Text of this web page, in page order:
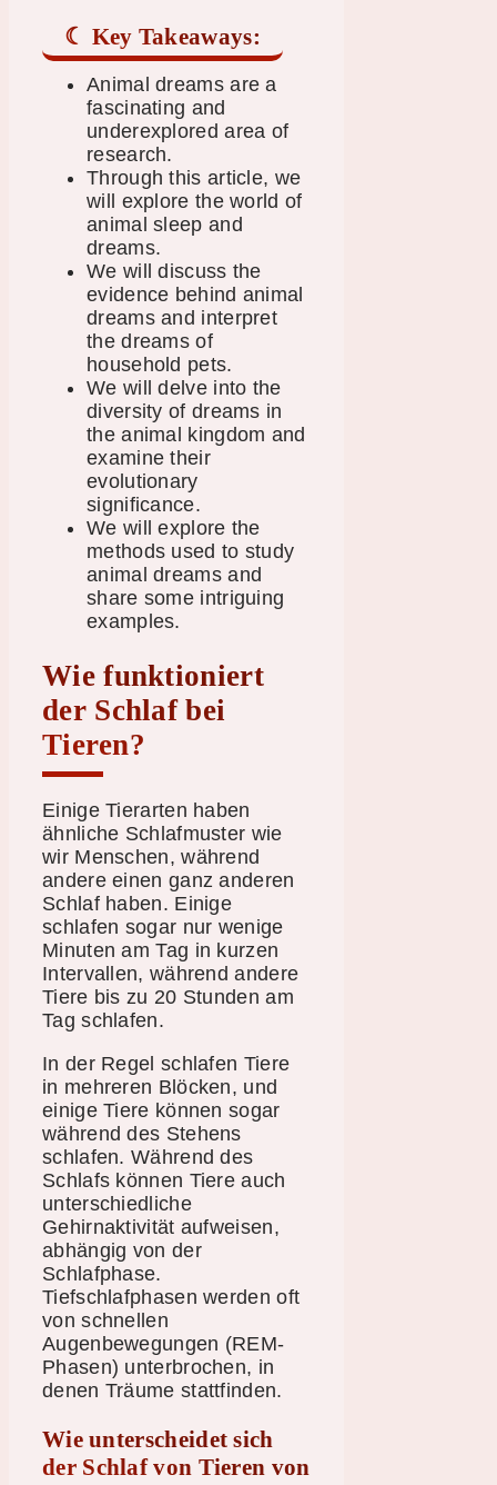
Key Takeaways:
Animal dreams are a
fascinating and
underexplored area of
research.
Through this article, we
will explore the world of
animal sleep and
dreams.
We will discuss the
evidence behind animal
dreams and interpret
the dreams of
household pets.
We will delve into the
diversity of dreams in
the animal kingdom and
examine their
evolutionary
significance.
We will explore the
methods used to study
animal dreams and
share some intriguing
examples.
Wie funktioniert
der Schlaf bei
Tieren?
Einige Tierarten haben
ähnliche Schlafmuster wie
wir Menschen, während
andere einen ganz anderen
Schlaf haben. Einige
schlafen sogar nur wenige
Minuten am Tag in kurzen
Intervallen, während andere
Tiere bis zu 20 Stunden am
Tag schlafen.
In der Regel schlafen Tiere
in mehreren Blöcken, und
einige Tiere können sogar
während des Stehens
schlafen. Während des
Schlafs können Tiere auch
unterschiedliche
Gehirnaktivität aufweisen,
abhängig von der
Schlafphase.
Tiefschlafphasen werden oft
von schnellen
Augenbewegungen (REM-
Phasen) unterbrochen, in
denen Träume stattfinden.
Wie unterscheidet sich
der Schlaf von Tieren von